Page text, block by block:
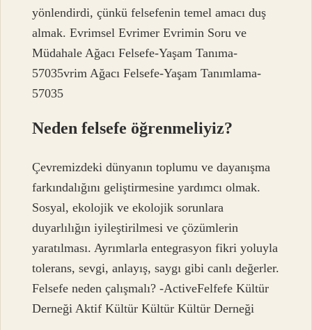
yönlendirdi, çünkü felsefenin temel amacı duş
almak. Evrimsel Evrimer Evrimin Soru ve
Müdahale Ağacı Felsefe-Yaşam Tanıma-
57035vrim Ağacı Felsefe-Yaşam Tanımlama-
57035
Neden felsefe öğrenmeliyiz?
Çevremizdeki dünyanın toplumu ve dayanışma
farkındalığını geliştirmesine yardımcı olmak.
Sosyal, ekolojik ve ekolojik sorunlara
duyarlılığın iyileştirilmesi ve çözümlerin
yaratılması. Ayrımlarla entegrasyon fikri yoluyla
tolerans, sevgi, anlayış, saygı gibi canlı değerler.
Felsefe neden çalışmalı? -ActiveFelfefe Kültür
Derneği Aktif Kültür Kültür Kültür Derneği